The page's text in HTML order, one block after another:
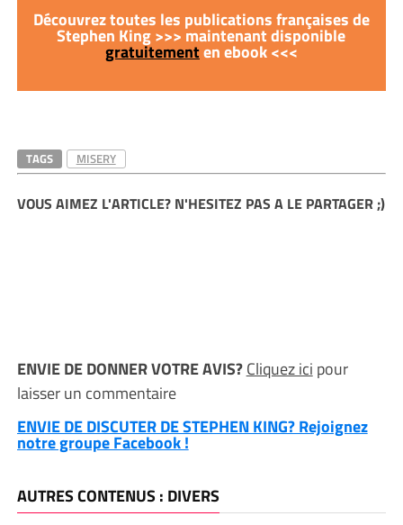
Découvrez toutes les publications françaises de
Stephen King >>> maintenant disponible
gratuitementen ebook <<<
TAGS MISERY
VOUS AIMEZ L'ARTICLE? N'HESITEZ PAS A LE PARTAGER ;)
ENVIE DE DONNER VOTRE AVIS?Cliquez ici pour
laisser un commentaire
ENVIE DE DISCUTER DE STEPHEN KING? Rejoignez
notre groupe Facebook !
AUTRES CONTENUS : DIVERS